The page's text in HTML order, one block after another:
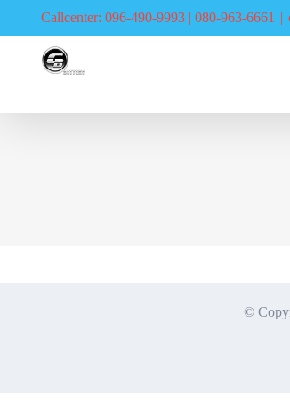
Callcenter: 096-490-9993 | 080-963-6661 |
©